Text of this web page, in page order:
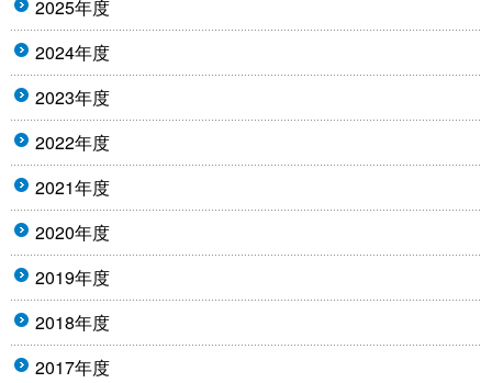
2025年度
2024年度
2023年度
2022年度
2021年度
2020年度
2019年度
2018年度
2017年度